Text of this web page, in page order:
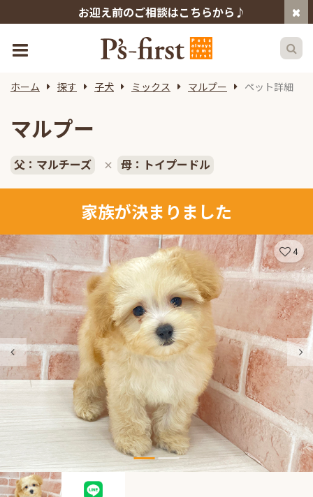
お迎え前のご相談はこちらから♪
ホーム 探す 子犬 ミックス マルプー ペット詳細
マルプー
父：マルチーズ × 母：トイプードル
家族が決まりました
4